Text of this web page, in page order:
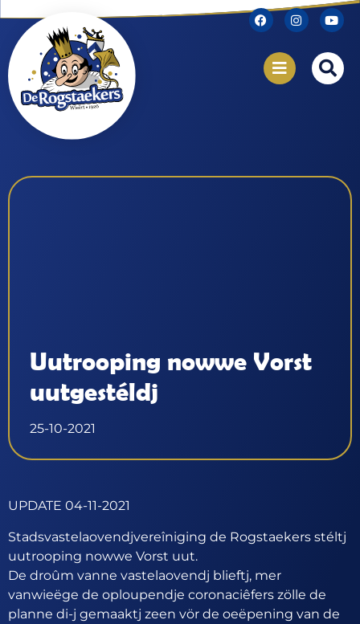
Uutrooping nowwe Vorst
uutgestéldj
25-10-2021
UPDATE 04-11-2021
Stadsvastelaovendjvereîniging de Rogstaekers stéltj
uutrooping nowwe Vorst uut.
De droûm vanne vastelaovendj blieftj, mer
vanwieëge de oploupendje coronaciêfers zölle de
planne di-j gemaaktj zeen vör de oeëpening van de